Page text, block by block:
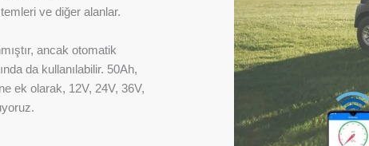
ve diğer alanlar.
ancak otomatik
da kullanılabilir. 50Ah,
ek olarak, 12V, 24V, 36V,